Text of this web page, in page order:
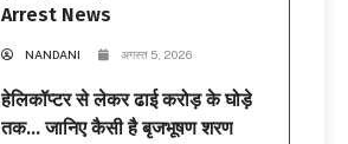
Arrest News
NANDANI अगस्त 5, 2026
हेलिकॉप्टर से लेकर ढाई करोड़ के घोड़े
तक… जानिए कैसी है बृजभूषण शरण